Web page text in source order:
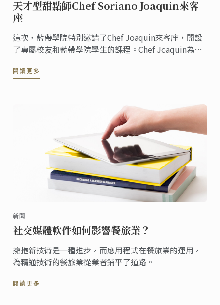
天才型甜點師Chef Soriano Joaquin來客
座
這次，藍帶學院特別邀請了Chef Joaquin來客座，開設
了專屬校友和藍帶學院學生的課程。Chef Joaquin為藍
都大呼過癮，也感謝Chef Joaquin為藍帶學院帶來這麼
閱讀更多
新聞
社交媒體軟件如何影響餐旅業？
擁抱新技術是一種進步，而應用程式在餐旅業的運用，
為精通技術的餐旅業從業者鋪平了道路。
閱讀更多